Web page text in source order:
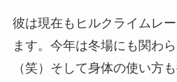
彼は現在もヒルクライムレ
ます。今年は冬場にも関わ
（笑）そして身体の使い方